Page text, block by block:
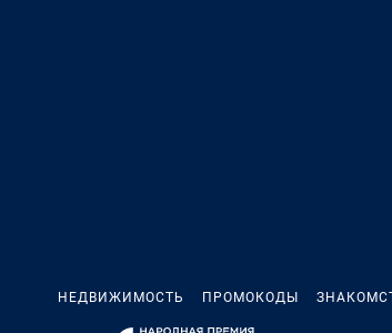
НЕДВИЖИМОСТЬ ПРОМОКОДЫ